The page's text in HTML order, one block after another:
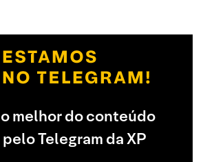
melhor do conteúdo
Telegram da XP